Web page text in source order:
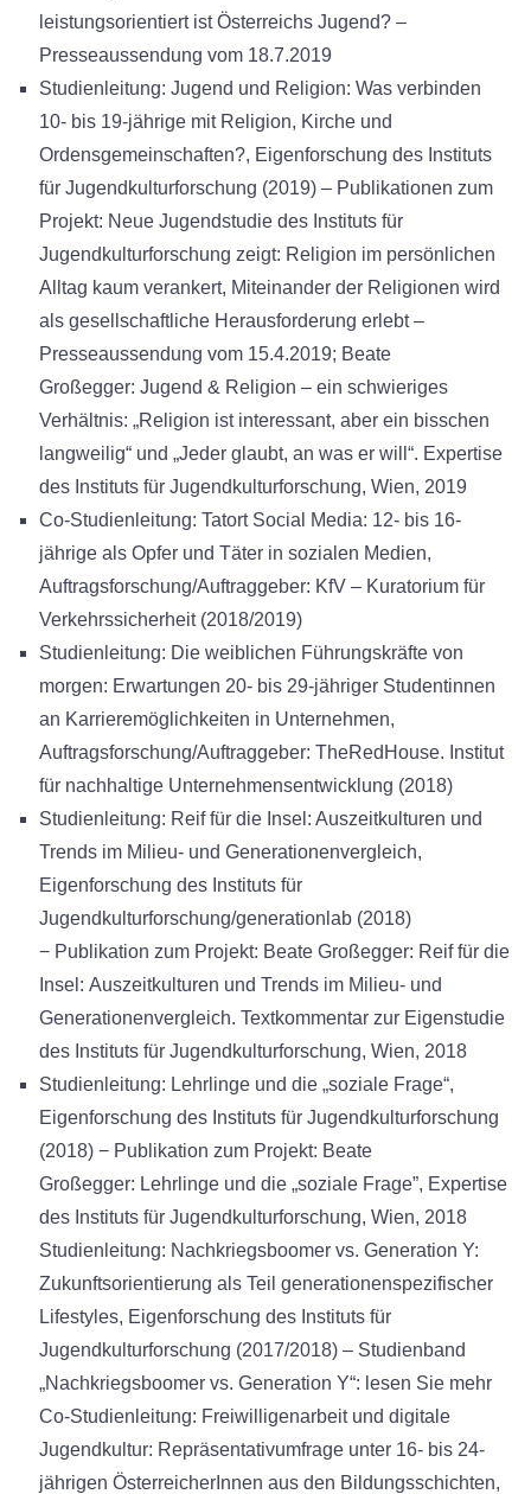
leistungsorientiert ist Österreichs Jugend? –
Presseaussendung vom 18.7.2019
Studienleitung: Jugend und Religion: Was verbinden
10- bis 19-jährige mit Religion, Kirche und
Ordensgemeinschaften?, Eigenforschung des Instituts
für Jugendkulturforschung (2019) – Publikationen zum
Projekt: Neue Jugendstudie des Instituts für
Jugendkulturforschung zeigt: Religion im persönlichen
Alltag kaum verankert, Miteinander der Religionen wird
als gesellschaftliche Herausforderung erlebt –
Presseaussendung vom 15.4.2019; Beate
Großegger: Jugend & Religion – ein schwieriges
Verhältnis: „Religion ist interessant, aber ein bisschen
langweilig“ und „Jeder glaubt, an was er will“. Expertise
des Instituts für Jugendkulturforschung, Wien, 2019
Co-Studienleitung: Tatort Social Media: 12- bis 16-
jährige als Opfer und Täter in sozialen Medien,
Auftragsforschung/Auftraggeber: KfV – Kuratorium für
Verkehrssicherheit (2018/2019)
Studienleitung: Die weiblichen Führungskräfte von
morgen: Erwartungen 20- bis 29-jähriger Studentinnen
an Karrieremöglichkeiten in Unternehmen,
Auftragsforschung/Auftraggeber: TheRedHouse. Institut
für nachhaltige Unternehmensentwicklung (2018)
Studienleitung: Reif für die Insel: Auszeitkulturen und
Trends im Milieu- und Generationenvergleich,
Eigenforschung des Instituts für
Jugendkulturforschung/generationlab (2018)
− Publikation zum Projekt: Beate Großegger: Reif für die
Insel: Auszeitkulturen und Trends im Milieu- und
Generationenvergleich. Textkommentar zur Eigenstudie
des Instituts für Jugendkulturforschung, Wien, 2018
Studienleitung: Lehrlinge und die „soziale Frage“,
Eigenforschung des Instituts für Jugendkulturforschung
(2018) − Publikation zum Projekt: Beate
Großegger: Lehrlinge und die „soziale Frage”, Expertise
des Instituts für Jugendkulturforschung, Wien, 2018
Studienleitung: Nachkriegsboomer vs. Generation Y:
Zukunftsorientierung als Teil generationenspezifischer
Lifestyles, Eigenforschung des Instituts für
Jugendkulturforschung (2017/2018) – Studienband
„Nachkriegsboomer vs. Generation Y“: lesen Sie mehr
Co-Studienleitung: Freiwilligenarbeit und digitale
Jugendkultur: Repräsentativumfrage unter 16- bis 24-
jährigen ÖsterreicherInnen aus den Bildungsschichten,